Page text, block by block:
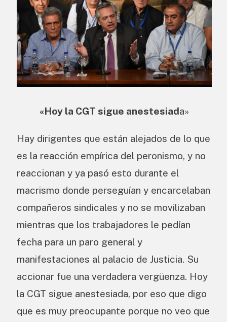
«Hoy la CGT sigue anestesiada»
Hay dirigentes que están alejados de lo que
es la reacción empírica del peronismo, y no
reaccionan y ya pasó esto durante el
macrismo donde perseguían y encarcelaban
compañeros sindicales y no se movilizaban
mientras que los trabajadores le pedían
fecha para un paro general y
manifestaciones al palacio de Justicia. Su
accionar fue una verdadera vergüenza. Hoy
la CGT sigue anestesiada, por eso que digo
que es muy preocupante porque no veo que